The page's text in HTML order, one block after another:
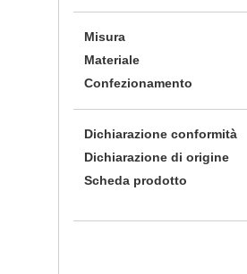
Misura
Materiale
Confezionamento
Dichiarazione conformità
Dichiarazione di origine
Scheda prodotto